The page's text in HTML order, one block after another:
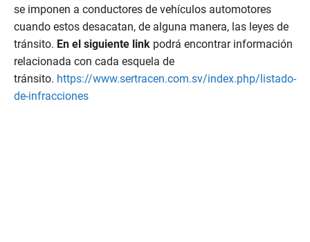
se imponen a conductores de vehículos automotores
cuando estos desacatan, de alguna manera, las leyes de
tránsito. En el siguiente link podrá encontrar información
relacionada con cada esquela de
tránsito. https://www.sertracen.com.sv/index.php/listado-
de-infracciones